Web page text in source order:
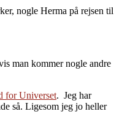
nogle Herma på rejsen til
man kommer nogle andre
for Universet. Jeg har
så. Ligesom jeg jo heller